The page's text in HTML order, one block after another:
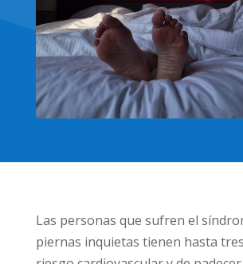
Las personas que sufren el
piernas inquietas tienen hasta